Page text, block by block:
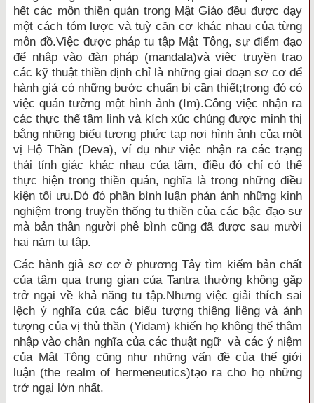
hết các môn thiền quán trong Mật Giáo đều được dạy
một cách tóm lược và tuỳ căn cơ khác nhau của từng
môn đồ.Việc được pháp tu tập Mật Tông, sự điểm đạo
để nhập vào đàn pháp (mandala)và việc truyền trao
các kỹ thuật thiền định chỉ là những giai đoạn sơ cơ để
hành giả có những bước chuẩn bị cần thiết;trong đó có
việc quán tưởng một hình ảnh (Im).Công việc nhận ra
các thực thể tâm linh và kích xúc chúng được minh thị
bằng những biểu tượng phức tạp nơi hình ảnh của một
vị Hộ Thần (Deva), ví dụ như việc nhận ra các trạng
thái tỉnh giác khác nhau của tâm, điều đó chỉ có thể
thực hiện trong thiền quán, nghĩa là trong những điều
kiện tối ưu.Dó đó phần bình luận phản ánh những kinh
nghiệm trong truyền thống tu thiền của các bậc đạo sư
mà bản thân người phê bình cũng đã được sau mười
hai năm tu tập.
Các hành giả sơ cơ ở phương Tây tìm kiếm bản chất
của tâm qua trung gian của Tantra thường không gặp
trở ngại về khả năng tu tập.Nhưng việc giải thích sai
lệch ý nghĩa của các biểu tượng thiêng liêng và ảnh
tượng của vị thủ thần (Yidam) khiến họ không thể thâm
nhập vào chân nghĩa của các thuật ngữ và các ý niệm
của Mật Tông cũng như những vấn đề của thế giới
luận (the realm of hermeneutics)tạo ra cho họ những
trở ngại lớn nhất.